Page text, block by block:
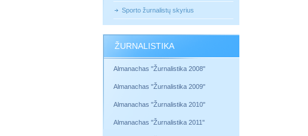
Sporto žurnalistų skyrius
ŽURNALISTIKA
Almanachas "Žurnalistika 2008"
Almanachas "Žurnalistika 2009"
Almanachas "Žurnalistika 2010"
Almanachas "Žurnalistika 2011"